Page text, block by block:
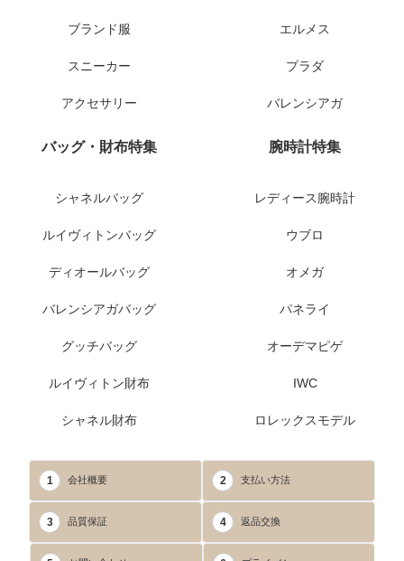
ブランド服
スニーカー
アクセサリー
エルメス
プラダ
バレンシアガ
バッグ・財布特集
シャネルバッグ
ルイヴィトンバッグ
ディオールバッグ
バレンシアガバッグ
グッチバッグ
ルイヴィトン財布
シャネル財布
腕時計特集
レディース腕時計
ウブロ
オメガ
パネライ
オーデマピゲ
IWC
ロレックスモデル
1 会社概要 2 支払い方法
3 品質保証 4 返品交換